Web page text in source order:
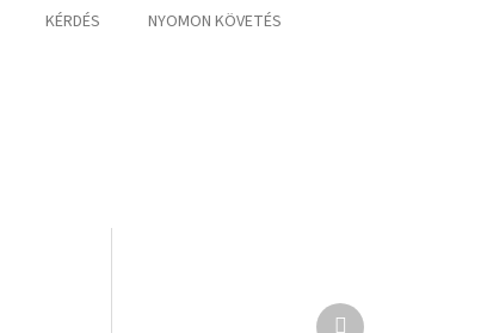
KÉRDÉS NYOMON KÖVETÉS
Következő